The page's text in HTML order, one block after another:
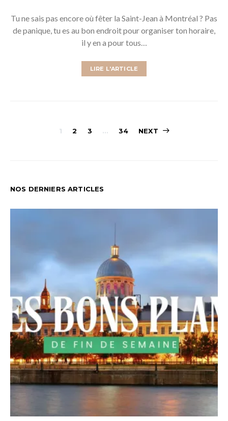
Tu ne sais pas encore où fêter la Saint-Jean à Montréal ? Pas
de panique, tu es au bon endroit pour organiser ton horaire,
il y en a pour tous…
LIRE L'ARTICLE
Pagination
1 2 3 … 34 NEXT
NOS DERNIERS ARTICLES